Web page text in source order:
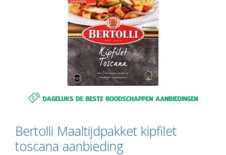
Bertolli Maaltijdpakket kipfilet
toscana aanbieding